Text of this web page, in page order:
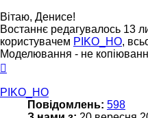
Вітаю, Денисе!
Востаннє редагувалось 13
користувачем PIKO_HO,
Моделювання - не
PIKO_HO
Повідомлень: 598